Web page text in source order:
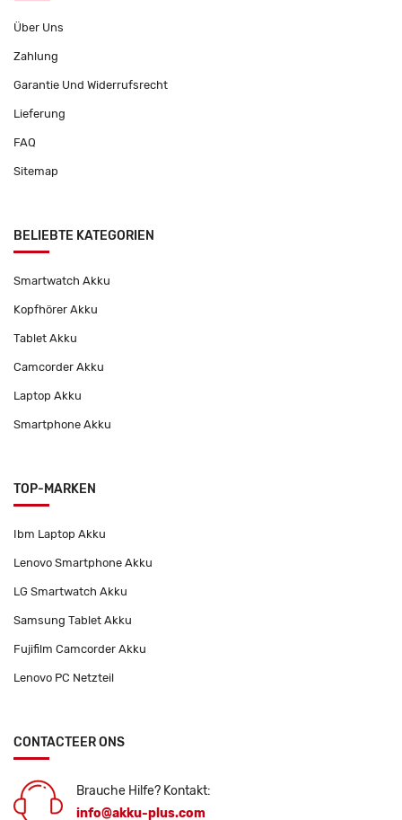
Über Uns
Zahlung
Garantie Und Widerrufsrecht
Lieferung
FAQ
Sitemap
BELIEBTE KATEGORIEN
Smartwatch Akku
Kopfhörer Akku
Tablet Akku
Camcorder Akku
Laptop Akku
Smartphone Akku
TOP-MARKEN
Ibm Laptop Akku
Lenovo Smartphone Akku
LG Smartwatch Akku
Samsung Tablet Akku
Fujifilm Camcorder Akku
Lenovo PC Netzteil
CONTACTEER ONS
Brauche Hilfe? Kontakt:
info@akku-plus.com